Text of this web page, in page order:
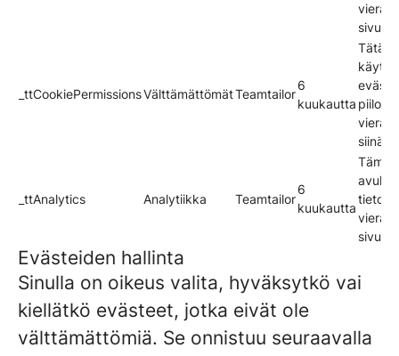
_ttCookiePermissionsVälttämättömätTeamtailor
6
kuukautta
Tätä
siinä
_ttAnalytics Analytiikka Teamtailor
6
kuukautta
avulla
tietoa
Evästeiden hallinta
Sinulla on oikeus valita, hyväksytkö vai
kiellätkö evästeet, jotka eivät ole
välttämättömiä. Se onnistuu seuraavalla